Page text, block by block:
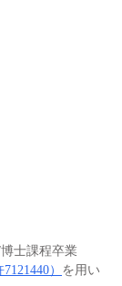
士課程卒業
7121440） を用い